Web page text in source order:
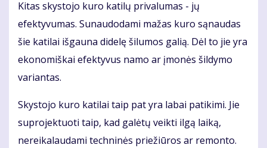
Kitas skystojo kuro katilų privalumas - jų
efektyvumas. Sunaudodami mažas kuro sąnaudas
šie katilai išgauna didelę šilumos galią. Dėl to jie yra
ekonomiškai efektyvus namo ar įmonės šildymo
variantas.
Skystojo kuro katilai taip pat yra labai patikimi. Jie
suprojektuoti taip, kad galėtų veikti ilgą laiką,
nereikalaudami techninės priežiūros ar remonto.